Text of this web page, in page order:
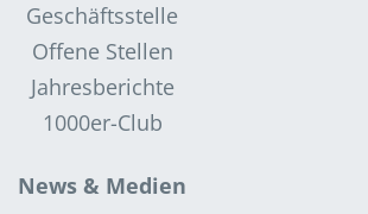
Geschäftsstelle
Offene Stellen
Jahresberichte
1000er-Club
News & Medien